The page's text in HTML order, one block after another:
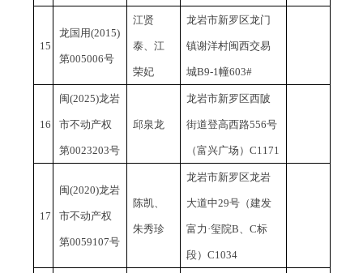
15
龙国用(2015)
第005006号
江贤
泰、江
荣妃
龙岩市新罗区龙门
镇谢洋村闽西交易
城B9-1幢603#
16
闽(2025)龙岩
市不动产权
第0023203号
邱泉龙
龙岩市新罗区西陂
街道登高西路556号
（富兴广场）C1171
17
闽(2020)龙岩
市不动产权
第0059107号
陈凯、
朱秀珍
龙岩市新罗区龙岩
大道中29号（建发
富力·玺院B、C标
段）C1034